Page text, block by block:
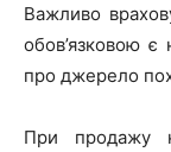
Важливо
обов’язковою є
про джерело
При продажу